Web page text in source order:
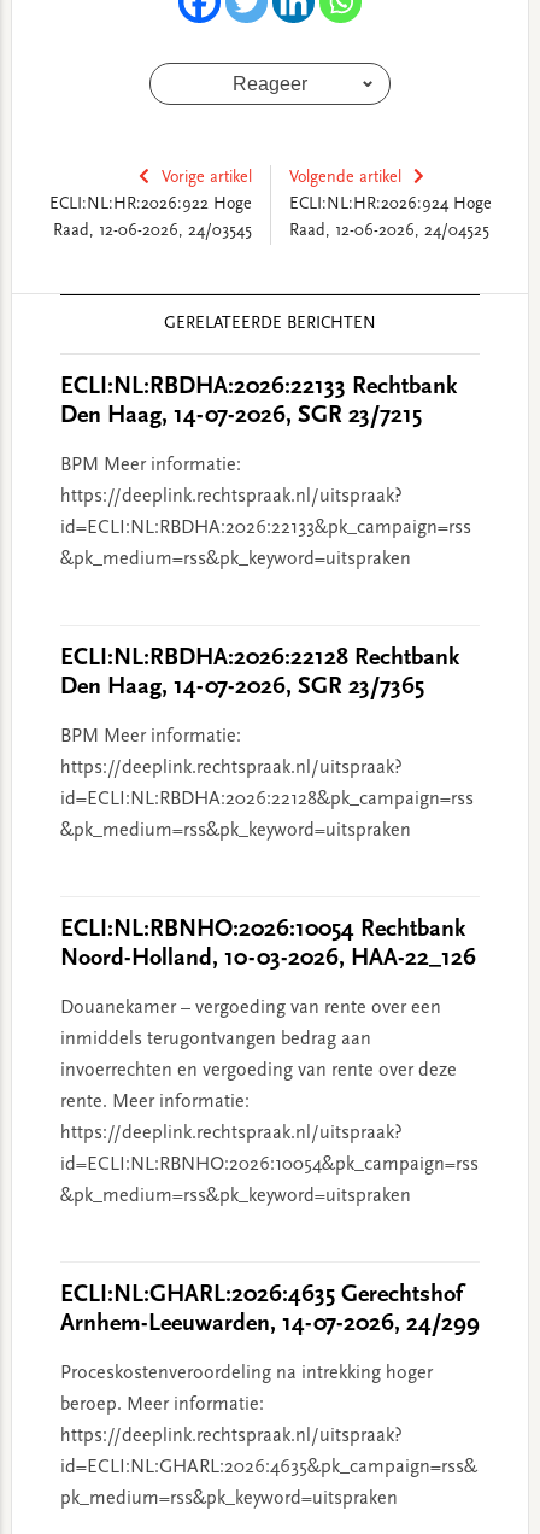
Reageer
Vorige artikel
ECLI:NL:HR:2026:922 Hoge
Raad, 12-06-2026, 24/03545
Volgende artikel
ECLI:NL:HR:2026:924 Hoge
Raad, 12-06-2026, 24/04525
GERELATEERDE BERICHTEN
ECLI:NL:RBDHA:2026:22133 Rechtbank
Den Haag, 14-07-2026, SGR 23/7215
BPM Meer informatie:
https://deeplink.rechtspraak.nl/uitspraak?
id=ECLI:NL:RBDHA:2026:22133&pk_campaign=rss
&pk_medium=rss&pk_keyword=uitspraken
ECLI:NL:RBDHA:2026:22128 Rechtbank
Den Haag, 14-07-2026, SGR 23/7365
BPM Meer informatie:
https://deeplink.rechtspraak.nl/uitspraak?
id=ECLI:NL:RBDHA:2026:22128&pk_campaign=rss
&pk_medium=rss&pk_keyword=uitspraken
ECLI:NL:RBNHO:2026:10054 Rechtbank
Noord-Holland, 10-03-2026, HAA-22_126
Douanekamer – vergoeding van rente over een
inmiddels terugontvangen bedrag aan
invoerrechten en vergoeding van rente over deze
rente. Meer informatie:
https://deeplink.rechtspraak.nl/uitspraak?
id=ECLI:NL:RBNHO:2026:10054&pk_campaign=rss
&pk_medium=rss&pk_keyword=uitspraken
ECLI:NL:GHARL:2026:4635 Gerechtshof
Arnhem-Leeuwarden, 14-07-2026, 24/299
Proceskostenveroordeling na intrekking hoger
beroep. Meer informatie:
https://deeplink.rechtspraak.nl/uitspraak?
id=ECLI:NL:GHARL:2026:4635&pk_campaign=rss&
pk_medium=rss&pk_keyword=uitspraken